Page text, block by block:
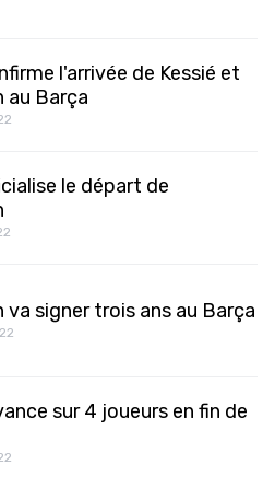
l'arrivée de Kessié et
au Barça
le départ de
va signer trois ans au Barça
sur 4 joueurs en fin de